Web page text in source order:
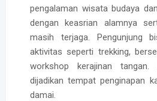
pengalaman wisata budaya
dengan keasrian alamnya
masih terjaga. Pengunjung
aktivitas seperti trekking,
workshop kerajinan
dijadikan tempat penginapan
damai.